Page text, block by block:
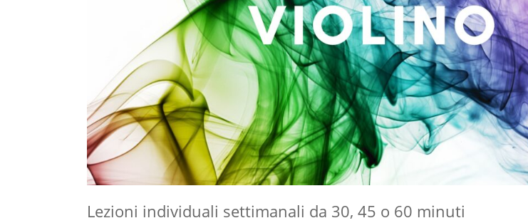
Lezioni individuali settimanali da 30, 45 o 60 minuti